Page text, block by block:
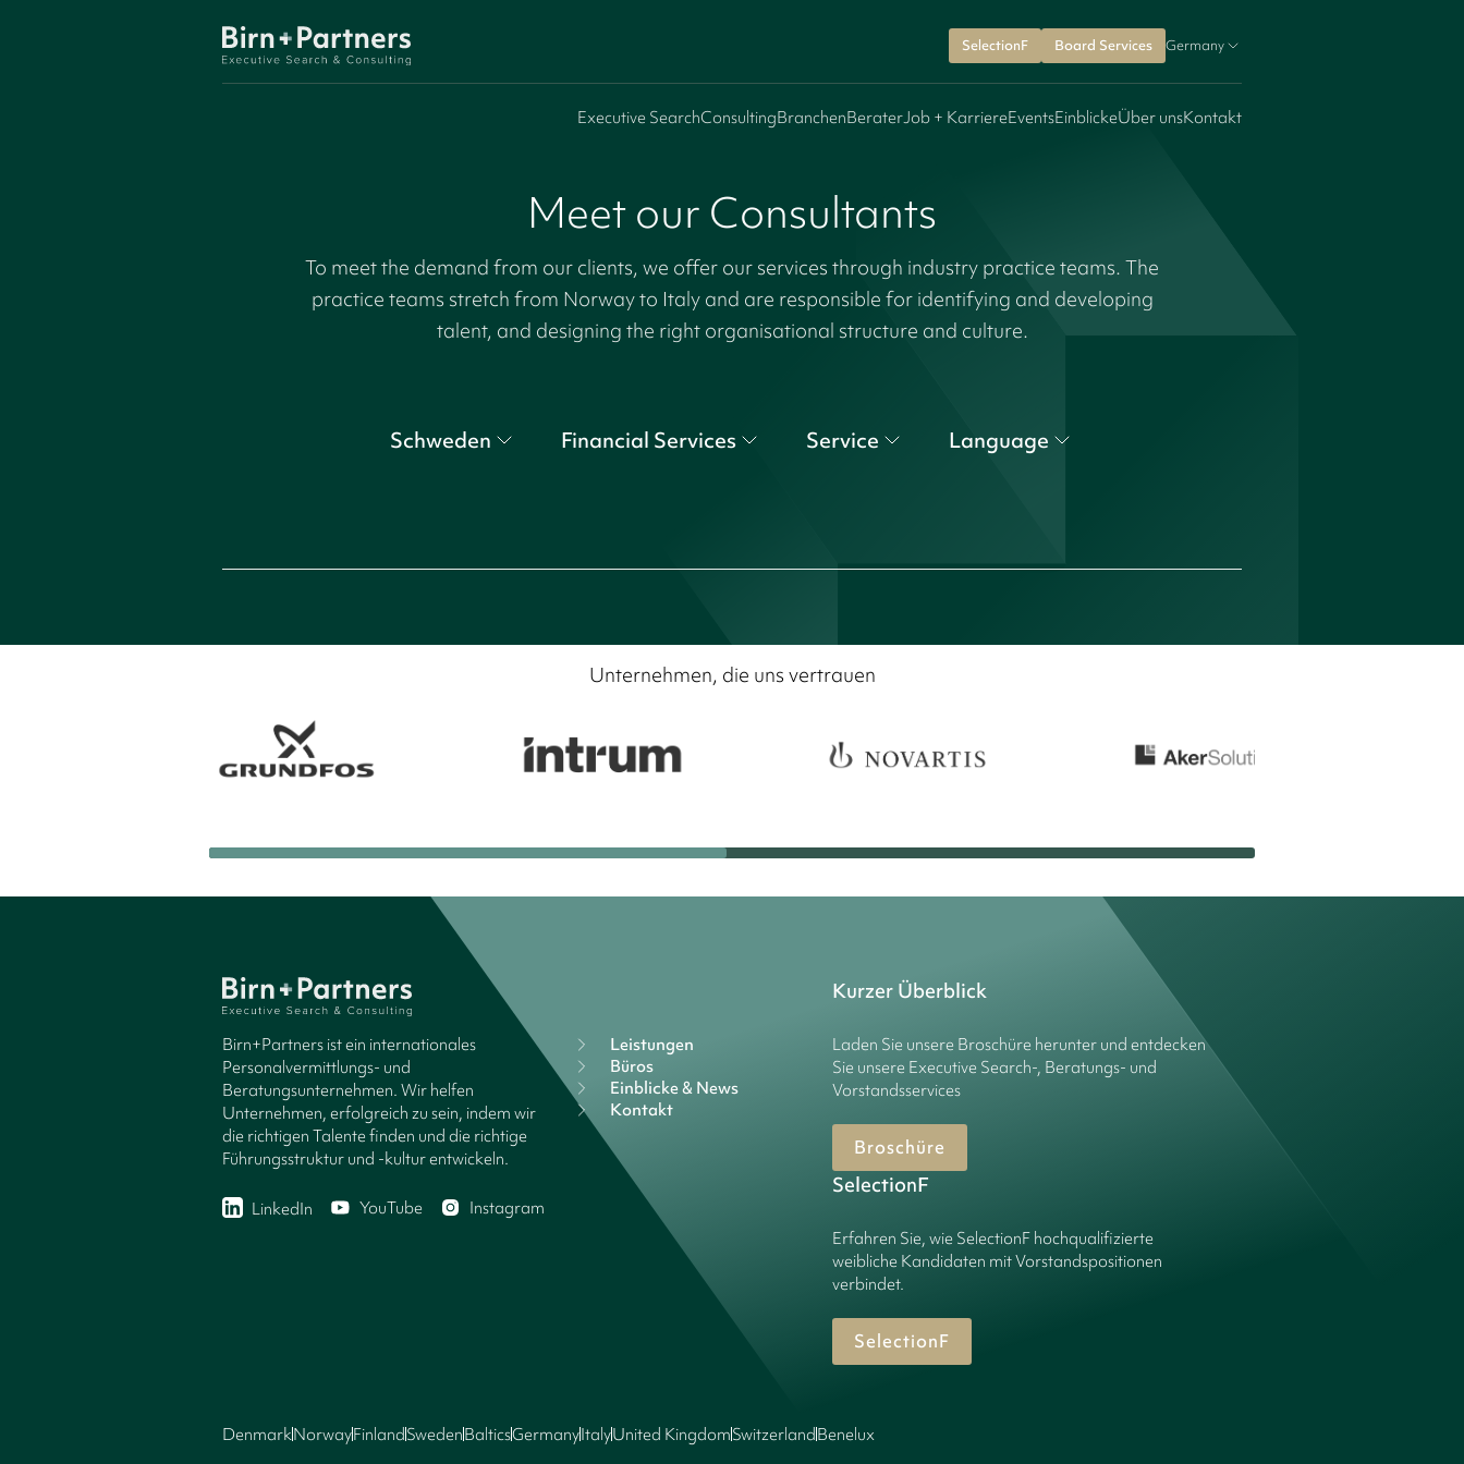
SelectionF Board Services Germany
Executive SearchConsultingBranchenBeraterJob + KarriereEventsEinblickeÜber unsKontakt
Meet our Consultants
To meet the demand from our clients, we offer our services through industry practice teams. The
practice teams stretch from Norway to Italy and are responsible for identifying and developing
talent, and designing the right organisational structure and culture.
Schweden Financial Services Service Language
Unternehmen, die uns vertrauen
Birn+Partners ist ein internationales
Personalvermittlungs- und
Beratungsunternehmen. Wir helfen
Unternehmen, erfolgreich zu sein, indem wir
die richtigen Talente finden und die richtige
Führungsstruktur und -kultur entwickeln.
LinkedIn YouTube Instagram
Leistungen
Büros
Einblicke & News
Kontakt
Kurzer Überblick
Laden Sie unsere Broschüre herunter und entdecken
Sie unsere Executive Search-, Beratungs- und
Vorstandsservices
Broschüre
SelectionF
Erfahren Sie, wie SelectionF hochqualifizierte
weibliche Kandidaten mit Vorstandspositionen
verbindet.
SelectionF
DenmarkNorwayFinlandSwedenBalticsGermanyItalyUnited KingdomSwitzerlandBenelux